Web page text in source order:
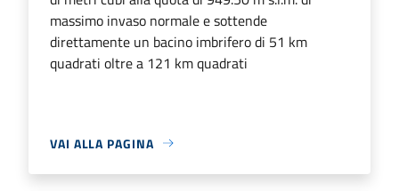
massimo invaso normale e sottende
direttamente un bacino imbrifero di 51 km
quadrati oltre a 121 km quadrati
VAI ALLA PAGINA